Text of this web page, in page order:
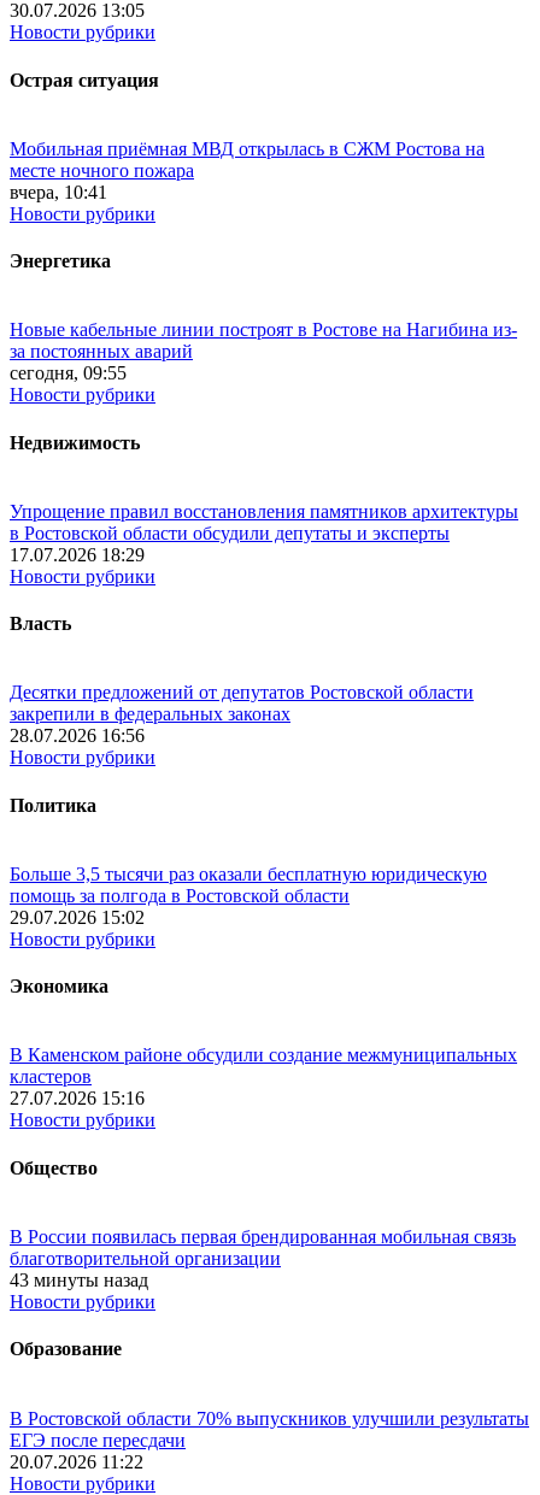
30.07.2026 13:05
Новости рубрики
Острая ситуация
Мобильная приёмная МВД открылась в СЖМ Ростова на
месте ночного пожара
вчера, 10:41
Новости рубрики
Энергетика
Новые кабельные линии построят в Ростове на Нагибина из-
за постоянных аварий
сегодня, 09:55
Новости рубрики
Недвижимость
Упрощение правил восстановления памятников архитектуры
в Ростовской области обсудили депутаты и эксперты
17.07.2026 18:29
Новости рубрики
Власть
Десятки предложений от депутатов Ростовской области
закрепили в федеральных законах
28.07.2026 16:56
Новости рубрики
Политика
Больше 3,5 тысячи раз оказали бесплатную юридическую
помощь за полгода в Ростовской области
29.07.2026 15:02
Новости рубрики
Экономика
В Каменском районе обсудили создание межмуниципальных
кластеров
27.07.2026 15:16
Новости рубрики
Общество
В России появилась первая брендированная мобильная связь
благотворительной организации
43 минуты назад
Новости рубрики
Образование
В Ростовской области 70% выпускников улучшили результаты
ЕГЭ после пересдачи
20.07.2026 11:22
Новости рубрики